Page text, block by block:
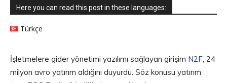
Here you can read this post in these languages:
Türkçe
İşletmelere gider yönetimi yazılımı sağlayan girişim N2F , 24
milyon avro yatırım aldığını duyurdu. Söz konusu yatırım